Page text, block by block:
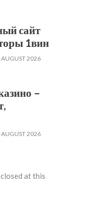
сайт
1вин
AUGUST 2026
–
AUGUST 2026
at this